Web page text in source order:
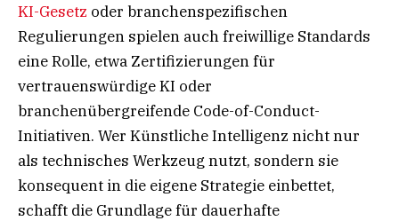
KI-Gesetz oder branchenspezifischen
Regulierungen spielen auch freiwillige Standards
eine Rolle, etwa Zertifizierungen für
vertrauenswürdige KI oder
branchenübergreifende Code-of-Conduct-
Initiativen. Wer Künstliche Intelligenz nicht nur
als technisches Werkzeug nutzt, sondern sie
konsequent in die eigene Strategie einbettet,
schafft die Grundlage für dauerhafte